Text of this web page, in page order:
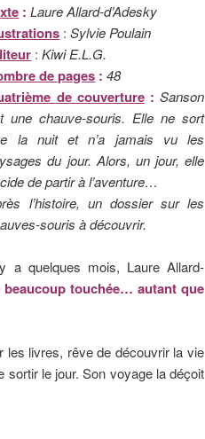
: Laure Allard-d’Adesky
:Sylvie Poulain
: Kiwi E.L.G.
de pages : 48
de couverture: Sanson
une chauve-souris. Elle ne sort
la nuit et n’a jamais vu les
du jour. Alors, un jour, elle
de partir à l’aventure…
l’histoire, un dossier sur les
souris à découvrir.
a quelques mois, Laure Allard-
beaucoup touchée… autant que
les livres, rêve de découvrir la vie
sortir le jour. Son voyage la déçoit